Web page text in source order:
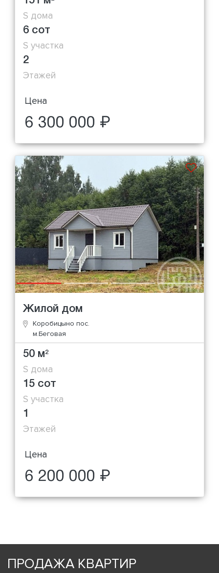
S дома
6 сот
S участка
2
Этажей
Цена
6 300 000 ₽
Жилой дом
Коробицыно пос.
м.Беговая
50 м2
S дома
15 сот
S участка
1
Этажей
Цена
6 200 000 ₽
ПРОДАЖА КВАРТИР